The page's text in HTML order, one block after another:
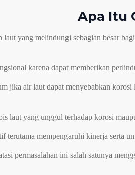
Apa Itu
yang melindungi sebagian besar
karena dapat memberikan
jika air laut dapat menyebabkan
laut yang unggul terhadap korosi
terutama mempengaruhi kinerja serta
permasalahan ini salah satunya